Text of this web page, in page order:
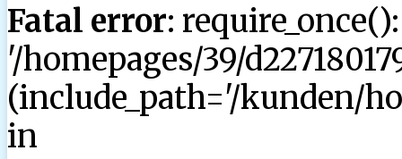
Fatal error:
'/homepages/39/
(include_path='/kunden/
in